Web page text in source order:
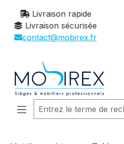
Passer au contenu principal
Livraison rapide
Livraison sécurisée
contact@mobirex.fr